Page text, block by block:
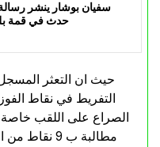
سفيان بوشار ينشر رسالة
حدث في قمة
حيث ان التعثر
التفريط في نقاط
الصراع على اللقب خاصة